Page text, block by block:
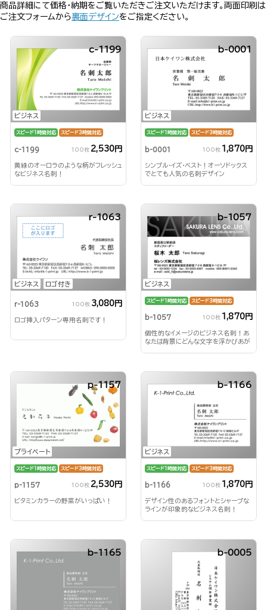
商品詳細にて価格・納期をご覧いただきご注文いただけます。両面印刷は
ご注文フォームから裏面デザインをご指定ください。
ビジネス
c-1199
スピード1時間対応 スピード3時間対応
c-1199 100枚 2,530円
黄緑のオーロラのような柄がフレッシュ
なビジネス名刺！
ビジネス
b-0001
スピード1時間対応 スピード3時間対応
b-0001 100枚 1,870円
シンプル・イズ・ベスト！オーソドックス
でとても人気の名刺デザイン
ビジネス ロゴ付き
r-1063
r-1063 100枚 3,080円
ロゴ挿入パターン専用名刺です！
ビジネス
b-1057
スピード1時間対応 スピード3時間対応
b-1057 100枚 1,870円
個性的なイメージのビジネス名刺！あ
なたは背景にどんな文字を浮かびあが
プライベート
p-1157
スピード1時間対応 スピード3時間対応
p-1157 100枚 2,530円
ビタミンカラーの野菜がいっぱい！
ビジネス
b-1166
スピード1時間対応 スピード3時間対応
b-1166 100枚 1,870円
デザイン性のあるフォントとシャープな
ラインが印象的なビジネス名刺！
b-1165 b-0005